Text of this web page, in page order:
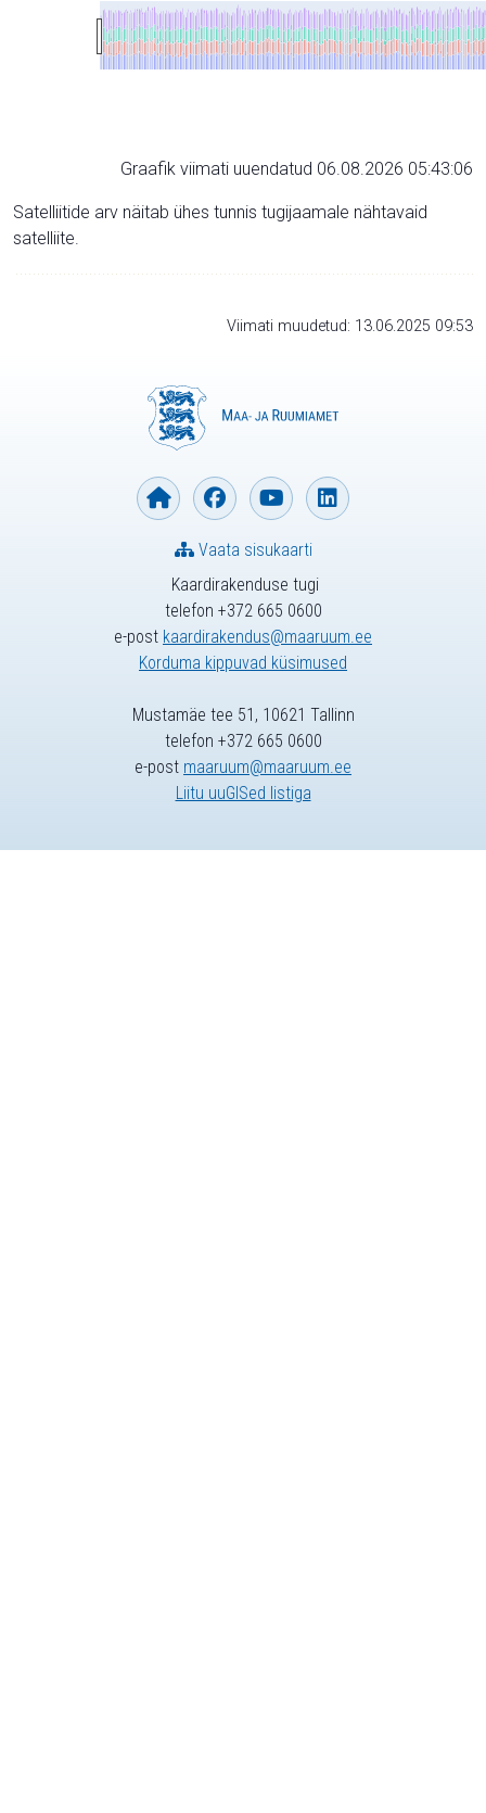
Graafik viimati uuendatud 06.08.2026 05:43:06
Satelliitide arv näitab ühes tunnis tugijaamale nähtavaid
satelliite.
Viimati muudetud: 13.06.2025 09:53
Kaardirakenduse tugi
telefon +372 665 0600
e-post kaardirakendus@maaruum.ee
Korduma kippuvad küsimused
Vaata sisukaarti
Mustamäe tee 51, 10621 Tallinn
telefon +372 665 0600
e-post maaruum@maaruum.ee
Liitu uuGISed listiga